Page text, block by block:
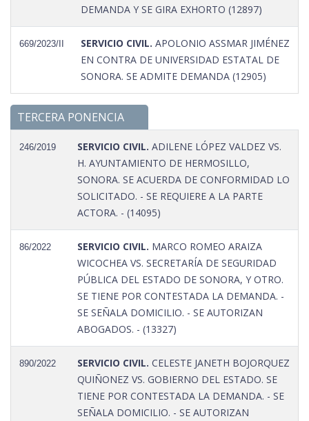
DEMANDA Y SE GIRA EXHORTO (12897)
669/2023/II SERVICIO CIVIL. APOLONIO ASSMAR JIMÉNEZ
EN CONTRA DE UNIVERSIDAD ESTATAL DE
SONORA. SE ADMITE DEMANDA (12905)
TERCERA PONENCIA
246/2019 SERVICIO CIVIL. ADILENE LÓPEZ VALDEZ VS.
H. AYUNTAMIENTO DE HERMOSILLO,
SONORA. SE ACUERDA DE CONFORMIDAD LO
SOLICITADO. - SE REQUIERE A LA PARTE
ACTORA. - (14095)
86/2022 SERVICIO CIVIL. MARCO ROMEO ARAIZA
WICOCHEA VS. SECRETARÍA DE SEGURIDAD
PÚBLICA DEL ESTADO DE SONORA, Y OTRO.
SE TIENE POR CONTESTADA LA DEMANDA. -
SE SEÑALA DOMICILIO. - SE AUTORIZAN
ABOGADOS. - (13327)
890/2022 SERVICIO CIVIL. CELESTE JANETH BOJORQUEZ
QUIÑONEZ VS. GOBIERNO DEL ESTADO. SE
TIENE POR CONTESTADA LA DEMANDA. - SE
SEÑALA DOMICILIO. - SE AUTORIZAN